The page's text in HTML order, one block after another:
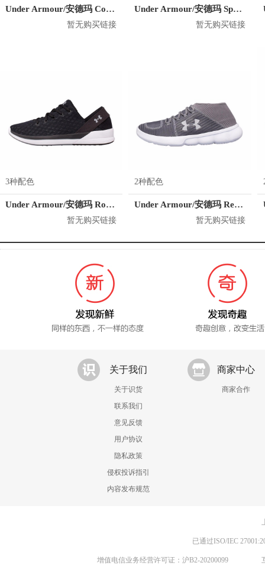
Under Armour/安德玛 Commit 训练鞋
暂无购买链接
Under Armour/安德玛 SpeedForm AMP 2.0 训练鞋
暂无购买链接
3种配色
Under Armour/安德玛 Rotation 训练鞋
暂无购买链接
2种配色
Under Armour/安德玛 Recovery 训练鞋
暂无购买链接
关于我们
关于识货
联系我们
意见反馈
用户协议
隐私政策
侵权投诉指引
内容发布规范
商家中心
商家合作
已通过ISO/IEC
增值电信业务经营许可证：沪B2-20200099